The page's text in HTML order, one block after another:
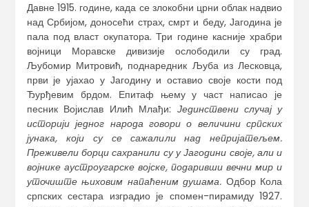
Давне 1915. године, када се злокобни црни облак надвио
над Србијом, доносећи страх, смрт и беду, Јагодина је
пала под власт окупатора. Три године касније храбри
војници Моравске дивизије ослободили су град.
Љубомир Митровић, поднаредник Љуба из Лесковца,
први је ујахао у Јагодину и оставио своје кости под
Ђурђевим брдом. Епитаф њему у част написао је
песник Војислав Илић Млађи: Јединствени случај у
историји једног народа говори о величини српских
јунака, који су се сажалилинад непријатељем.
Преживели борци сахранили суу Јагодини своје,али и
војнике аустроугарске војске, подаривши вечни мир и
уточиште њиховим напаћеним душама. Одбор Кола
српских сестара изградио је спомен-пирамиду 1927.